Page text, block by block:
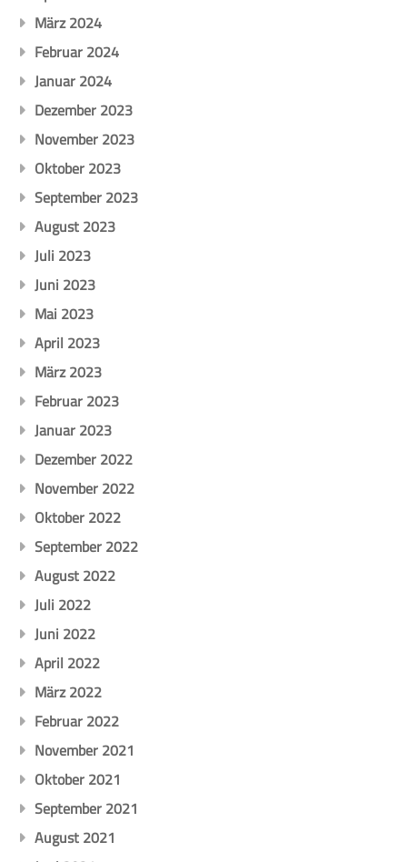
März 2024
Februar 2024
Januar 2024
Dezember 2023
November 2023
Oktober 2023
September 2023
August 2023
Juli 2023
Juni 2023
Mai 2023
April 2023
März 2023
Februar 2023
Januar 2023
Dezember 2022
November 2022
Oktober 2022
September 2022
August 2022
Juli 2022
Juni 2022
April 2022
März 2022
Februar 2022
November 2021
Oktober 2021
September 2021
August 2021